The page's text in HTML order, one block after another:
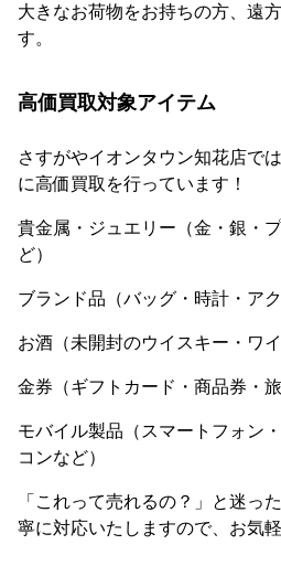
大きなお荷物をお持ちの方、遠
す。
高価買取対象アイテム
さすがやイオンタウン知花店で
に高価買取を行っています！
貴金属・ジュエリー（金・銀・
ど）
ブランド品（バッグ・時計・ア
お酒（未開封のウイスキー・ワ
金券（ギフトカード・商品券・旅
モバイル製品（スマートフォン
コンなど）
「これって売れるの？」と迷っ
寧に対応いたしますので、お気